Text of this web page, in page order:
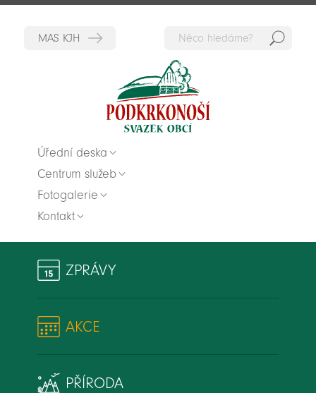
Úřední deska
Centrum služeb
Fotogalerie
Kontakt
ZPRÁVY
AKCE
PŘÍRODA